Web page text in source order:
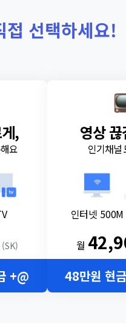
접 선택하세요!
,
요
(SK)
+@
영상
인기채널
인터넷 500M
월
48만원 현